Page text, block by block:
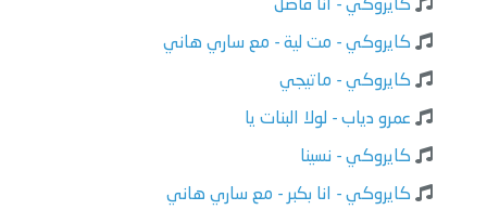
كايروكي - انا فاضل
كايروكي - مت لية - مع ساري هاني
كايروكي - ماتيجي
عمرو دياب - لولا البنات يا
كايروكي - نسينا
كايروكي - انا بكبر - مع ساري هاني